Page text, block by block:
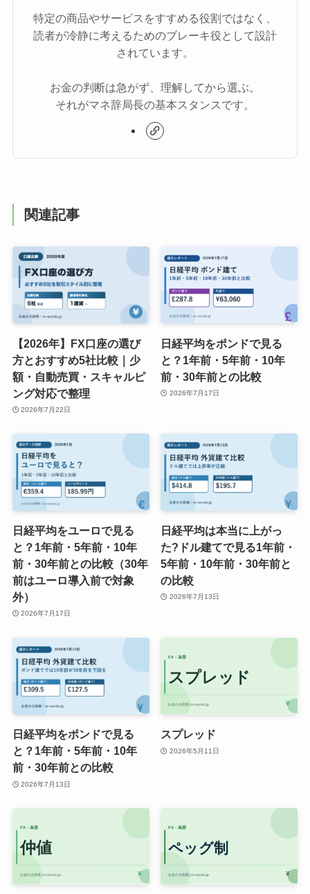
特定の商品やサービスをすすめる役割ではなく、
読者が冷静に考えるためのブレーキ役として設計
されています。
お金の判断は急がず、理解してから選ぶ。
それがマネ辞局長の基本スタンスです。
関連記事
【2026年】FX口座の選び
方とおすすめ5社比較｜少
額・自動売買・スキャルピ
ング対応で整理
2026年7月22日
日経平均をポンドで見る
と？1年前・5年前・10年
前・30年前との比較
2026年7月17日
日経平均をユーロで見る
と？1年前・5年前・10年
前・30年前との比較（30年
前はユーロ導入前で対象
外）
2026年7月17日
日経平均は本当に上がっ
た?ドル建てで見る1年前・
5年前・10年前・30年前と
の比較
2026年7月13日
日経平均をポンドで見る
と？1年前・5年前・10年
前・30年前との比較
2026年7月13日
スプレッド
2026年5月11日